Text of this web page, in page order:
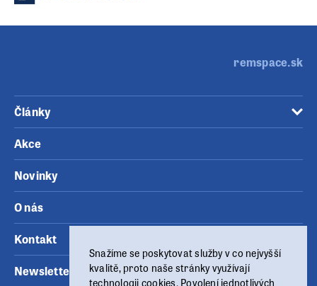
remspace.sk
Články
Akce
Novinky
O nás
Kontakt
Newsletter
Snažíme se poskytovat služby v co nejvyšší
kvalitě, proto naše stránky využívají
technologii cookies. Povolení jednotlivých